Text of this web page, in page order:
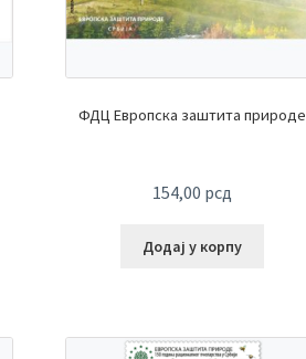
ФДЦ Европска заштита природе
154,00 рсд
Додај у корпу